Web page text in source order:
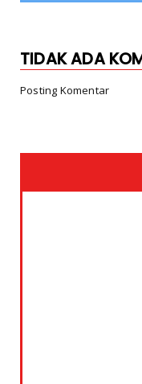
TIDAK ADA
Posting Komentar